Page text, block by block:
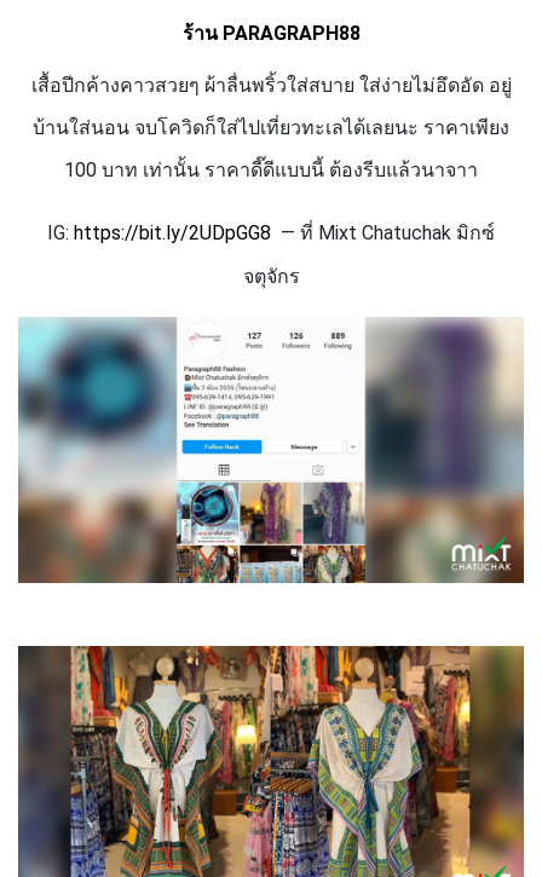
ร้าน PARAGRAPH88
เสื้อปีกค้างคาวสวยๆ ผ้าลื่นพริ้วใส่สบาย ใส่ง่ายไม่อึดอัด อยู่
บ้านใส่นอน จบโควิดก็ใส่ไปเที่ยวทะเลได้เลยนะ ราคาเพียง
100 บาท เท่านั้น ราคาดี๊ดีแบบนี้ ต้องรีบแล้วนาจาา
IG: https://bit.ly/2UDpGG8 — ที่ Mixt Chatuchak มิกซ์
จตุจักร